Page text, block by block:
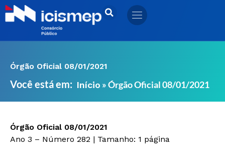
Ir
para
Órgão Oficial 08/01/2021
Você está em: Início »Órgão Oficial 08/01/2021
Órgão Oficial 08/01/2021
Ano 3 – Número 282 | Tamanho: 1 página